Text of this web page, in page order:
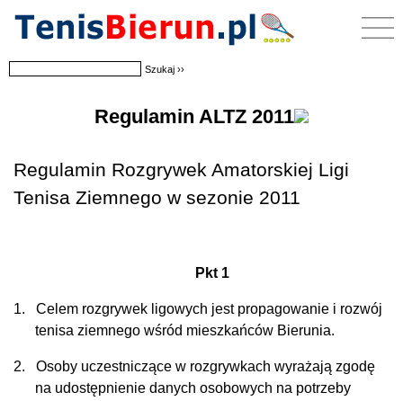
Regulamin ALTZ 2011
Regulamin Rozgrywek Amatorskiej Ligi
Tenisa Ziemnego w sezonie 2011
Pkt 1
1.
Celem rozgrywek ligowych jest propagowanie i rozwój
tenisa ziemnego wśród mieszkańców Bierunia.
2.
Osoby uczestniczące w rozgrywkach wyrażają zgodę
na udostępnienie danych osobowych na potrzeby